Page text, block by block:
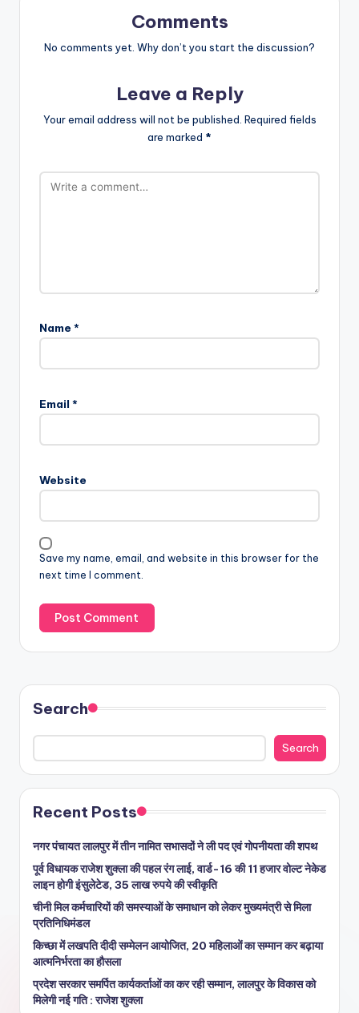
o p
m
Comments
No comments yet. Why don’t you start the discussion?
Leave a Reply
Your email address will not be published. Required fields
are marked *
Name *
Email *
Website
Save my name, email, and website in this browser for the
next time I comment.
Search
Search
Recent Posts
नगर पंचायत लालपुर में तीन नामित सभासदों ने ली पद एवं गोपनीयता की शपथ
पूर्व विधायक राजेश शुक्ला की पहल रंग लाई, वार्ड-16 की 11 हजार वोल्ट नेकेड
लाइन होगी इंसुलेटेड, 35 लाख रुपये की स्वीकृति
चीनी मिल कर्मचारियों की समस्याओं के समाधान को लेकर मुख्यमंत्री से मिला
प्रतिनिधिमंडल
किच्छा में लखपति दीदी सम्मेलन आयोजित, 20 महिलाओं का सम्मान कर बढ़ाया
आत्मनिर्भरता का हौसला
प्रदेश सरकार समर्पित कार्यकर्ताओं का कर रही सम्मान, लालपुर के विकास को
मिलेगी नई गति : राजेश शुक्ला